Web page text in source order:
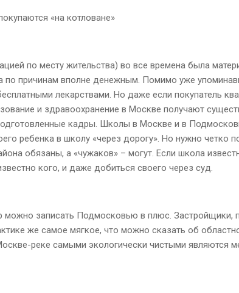
«на котловане»
по месту жительства) во все времена была
причинам вполне денежным. Помимо уже
лекарствами. Но даже если покупатель
и здравоохранение в Москве получают
кадры. Школы в Москве и в
ребенка в школу «через дорогу». Но нужно четко
обязаны, а «чужаков» – могут. Если школа
кого, и даже добиться своего через суд.
можно записать Подмосковью в плюс. Застройщики,
же самое мягкое, что можно сказать об
реке самыми экологически чистыми являются